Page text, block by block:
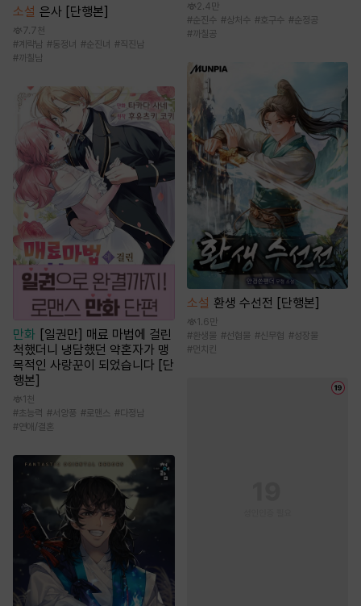
소설 은사 [단행본]
7.7천
# 계략남 #동정녀 #순진녀 #직진남
#까칠남
만화 [일권만] 매료 마법에 걸린
척했더니 냉담했던 약혼자가 맹
목적인 사랑꾼이 되었습니다 [단
행본]
1천
#초능력 #서양풍 #로맨스 #다정남
#연애/결혼
2.4만
#순진수 #상처수 #호구수 #순정공
#까칠공
소설 환생 수선전 [단행본]
1.6만
#환생물 #선협물 #신무협 #성장물
#먼치킨